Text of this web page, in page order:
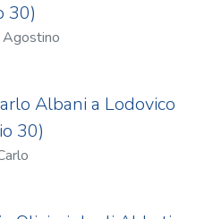
30)
Agostino
Albani a Lodovico
30)